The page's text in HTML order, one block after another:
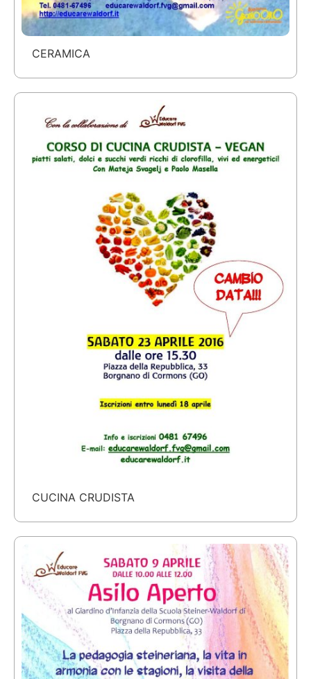
CERAMICA
CUCINA CRUDISTA